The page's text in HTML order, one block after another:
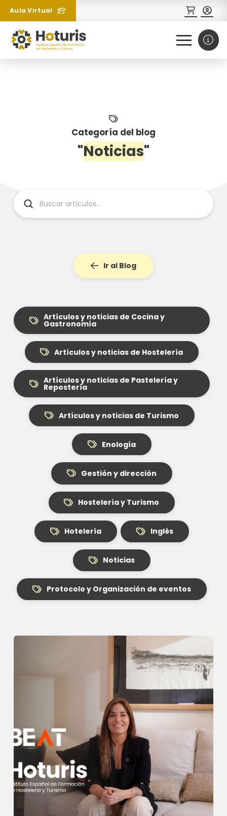
Aula Virtual
Categoría del blog
"Noticias"
Search
Submit
Ir al Blog
Artículos y noticias de Cocina y
Gastronomía
Artículos y noticias de Hostelería
Artículos y noticias de Pastelería y
Repostería
Artículos y noticias de Turismo
Enología
Gestión y dirección
Hostelería y Turismo
Hotelería Inglés
Noticias
Protocolo y Organización de eventos